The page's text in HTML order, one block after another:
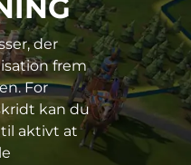
der
frem
For
kan du
aktivt at